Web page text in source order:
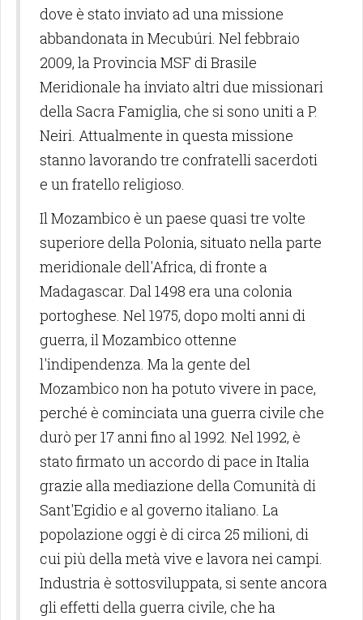
dove è stato inviato ad una missione
abbandonata in Mecubúri. Nel febbraio
2009, la Provincia MSF di Brasile
Meridionale ha inviato altri due missionari
della Sacra Famiglia, che si sono uniti a P.
Neiri. Attualmente in questa missione
stanno lavorando tre confratelli sacerdoti
e un fratello religioso.
Il Mozambico è un paese quasi tre volte
superiore della Polonia, situato nella parte
meridionale dell'Africa, di fronte a
Madagascar. Dal 1498 era una colonia
portoghese. Nel 1975, dopo molti anni di
guerra, il Mozambico ottenne
l'indipendenza. Ma la gente del
Mozambico non ha potuto vivere in pace,
perché è cominciata una guerra civile che
durò per 17 anni fino al 1992. Nel 1992, è
stato firmato un accordo di pace in Italia
grazie alla mediazione della Comunità di
Sant'Egidio e al governo italiano. La
popolazione oggi è di circa 25 milioni, di
cui più della metà vive e lavora nei campi.
Industria è sottosviluppata, si sente ancora
gli effetti della guerra civile, che ha